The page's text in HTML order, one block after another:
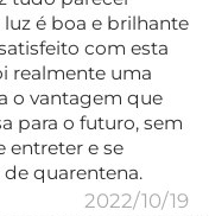
luz é boa e brilhante
com esta
realmente uma
o vantagem que
para o futuro, sem
entreter e se
quarentena.
2022/10/19